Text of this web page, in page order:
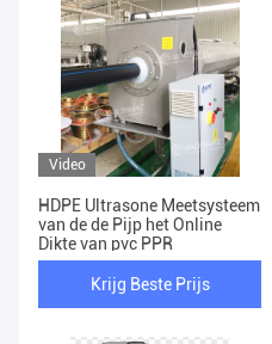
Video
HDPE Ultrasone Meetsysteem
van de de Pijp het Online
Dikte van pvc PPR
Krijg Beste Prijs